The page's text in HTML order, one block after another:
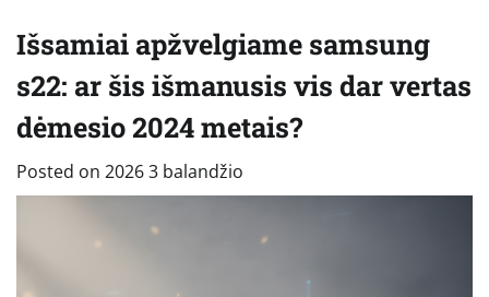
Išsamiai apžvelgiame samsung
s22: ar šis išmanusis vis dar vertas
dėmesio 2024 metais?
Posted on 2026 3 balandžio